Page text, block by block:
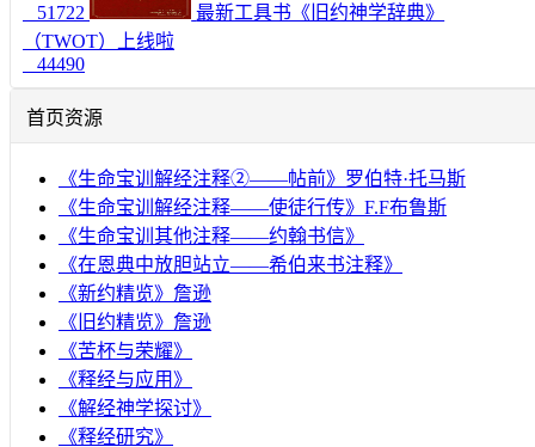
51722
最新工具书《旧约神学辞典》
（TWOT）上线啦
44490
首页资源
《生命宝训解经注释②——帖前》罗伯特·托马斯
《生命宝训解经注释——使徒行传》F.F布鲁斯
《生命宝训其他注释——约翰书信》
《在恩典中放胆站立——希伯来书注释》
《新约精览》詹逊
《旧约精览》詹逊
《苦杯与荣耀》
《释经与应用》
《解经神学探讨》
《释经研究》